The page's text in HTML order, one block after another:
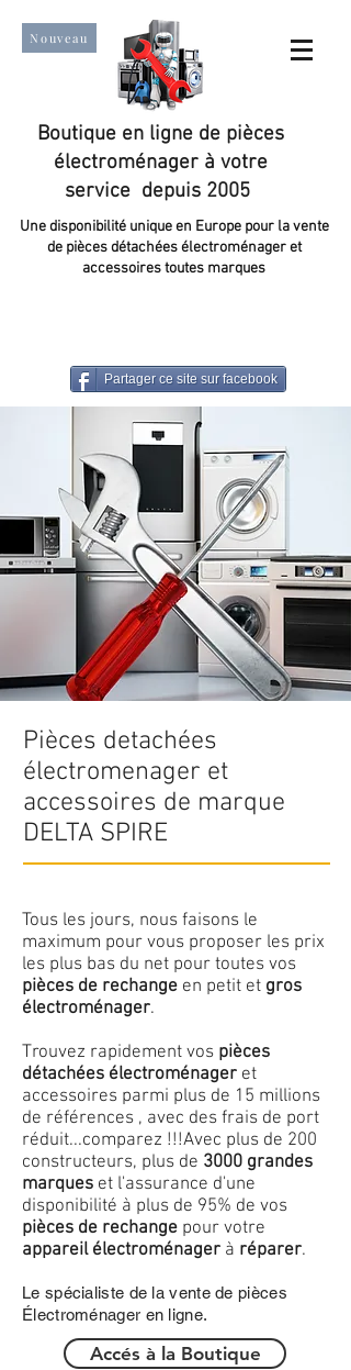
Nouveau
Boutique en ligne de pièces
électroménager à votre
service depuis 2005
Une disponibilité unique en Europe pour la vente
de pièces détachées électroménager et
accessoires toutes marques
Partager ce site sur facebook
Pièces detachées
électromenager et
accessoires de marque
DELTA SPIRE
Tous les jours, nous faisons le
maximum pour vous proposer les prix
les plus bas du net pour toutes vos
pièces de rechange en petit et gros
électroménager.
Trouvez rapidement vos pièces
détachées électroménager et
accessoires parmi plus de 15 millions
de références , avec des frais de port
réduit...comparez !!!Avec plus de 200
constructeurs, plus de 3000 grandes
marques et l'assurance d'une
disponibilité à plus de 95% de vos
pièces de rechange pour votre
appareil électroménager à réparer.
Le spécialiste de la vente de pièces
Électroménager en ligne.
Accés à la Boutique